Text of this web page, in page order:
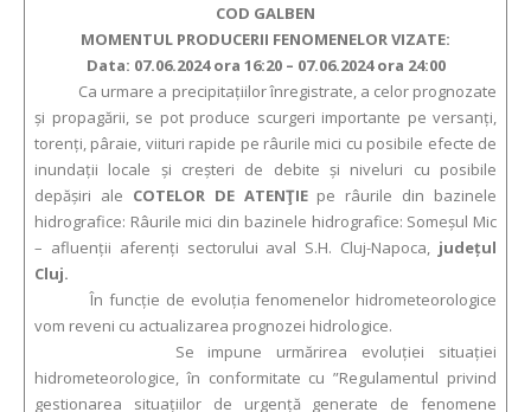
COD GALBEN
MOMENTUL PRODUCERII FENOMENELOR VIZATE:
Data: 07.06.2024 ora 16:20 – 07.06.2024 ora 24:00
Ca urmare a precipitațiilor înregistrate, a celor prognozate
și propagării, se pot produce scurgeri importante pe versanți,
torenți, pâraie, viituri rapide pe râurile mici cu posibile efecte de
inundații locale și creșteri de debite și niveluri cu posibile
depășiri ale COTELOR DE ATENŢIEpe râurile din bazinele
hidrografice: Râurile mici din bazinele hidrografice: Someșul Mic
– afluenții aferenți sectorului aval S.H. Cluj-Napoca, județul
Cluj.
În funcție de evoluția fenomenelor hidrometeorologice
vom reveni cu actualizarea prognozei hidrologice.
Se impune urmărirea evoluției situației
hidrometeorologice, în conformitate cu ”Regulamentul privind
gestionarea situațiilor de urgență generate de fenomene